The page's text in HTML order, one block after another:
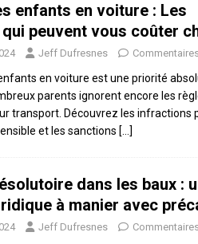
enfants en voiture : Les
peuvent vous coûter
Jeff Dufresnes
en voiture est une priorité
parents ignorent encore les
transport. Découvrez les infractions
et les sanctions […]
dans les baux :
à manier avec
Jeff Dufresnes